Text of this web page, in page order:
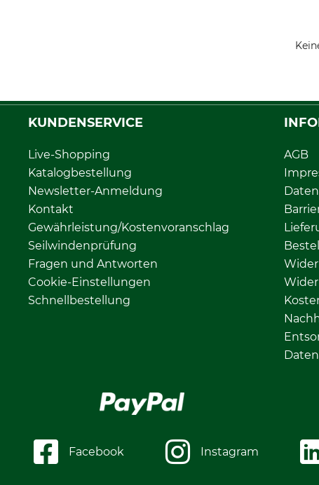
KUNDENSERVICE
Live-Shopping
Katalogbestellung
Newsletter-Anmeldung
Kontakt
Gewährleistung/Kostenvoranschlag
Seilwindenprüfung
Fragen und Antworten
Cookie-Einstellungen
Schnellbestellung
AGB
Facebook Instagram